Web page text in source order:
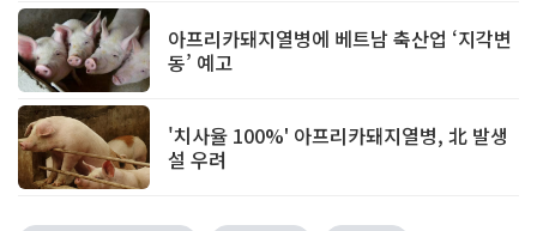
아프리카돼지열병에 베트남 축산업 ‘지각변
동’ 예고
'치사율 100%' 아프리카돼지열병, 北 발생
설 우려